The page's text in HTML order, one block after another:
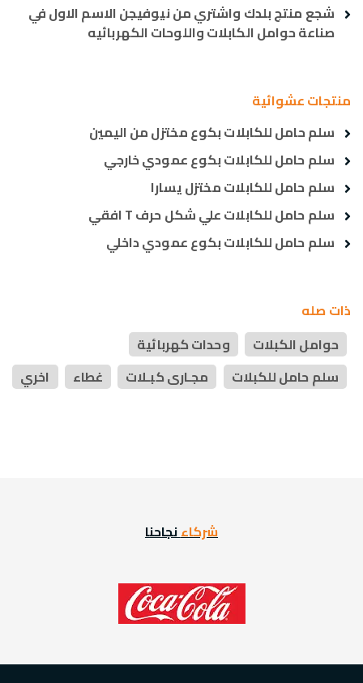
شجع منتج بلدك واشتري من نيوفيجن الاسم الاول في
صناعة حوامل الكابلات واللوحات الكهربائيه
منتجات عشوائية
سلم حامل للكابلات بكوع مختزل من اليمين
سلم حامل للكابلات بكوع عمودي خارجي
سلم حامل للكابلات مختزل يسارا
سلم حامل للكابلات علي شكل حرف T افقي
سلم حامل للكابلات بكوع عمودي داخلي
ذات صله
حوامل الكبلات
وحدات كهربائية
سلم حامل للكبلات
مجـارى كبـلات غطاء اخري
شركاءنجاحنا